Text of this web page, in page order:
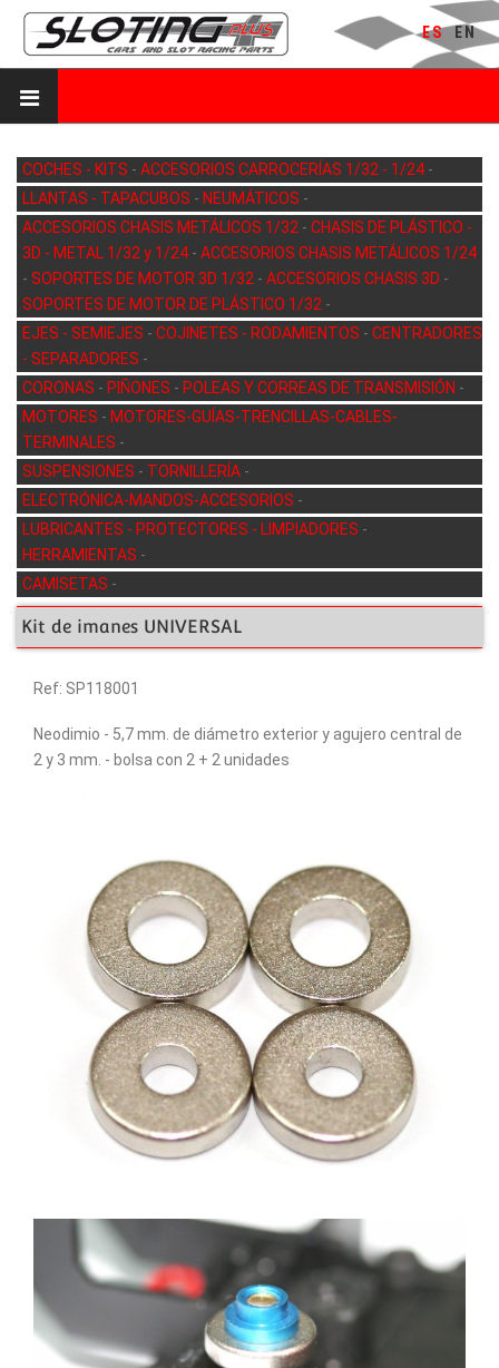
ES EN
COCHES - KITS - ACCESORIOS CARROCERÍAS 1/32 - 1/24 -
LLANTAS - TAPACUBOS - NEUMÁTICOS -
ACCESORIOS CHASIS METÁLICOS 1/32 - CHASIS DE PLÁSTICO -
3D - METAL 1/32 y 1/24 - ACCESORIOS CHASIS METÁLICOS 1/24
- SOPORTES DE MOTOR 3D 1/32 - ACCESORIOS CHASIS 3D -
SOPORTES DE MOTOR DE PLÁSTICO 1/32 -
EJES - SEMIEJES - COJINETES - RODAMIENTOS - CENTRADORES
- SEPARADORES -
CORONAS - PIÑONES - POLEAS Y CORREAS DE TRANSMISIÓN -
MOTORES - MOTORES-GUÍAS-TRENCILLAS-CABLES-
TERMINALES -
SUSPENSIONES - TORNILLERÍA -
ELECTRÓNICA-MANDOS-ACCESORIOS -
LUBRICANTES - PROTECTORES - LIMPIADORES -
HERRAMIENTAS -
CAMISETAS -
Kit de imanes UNIVERSAL
Ref: SP118001
Neodimio - 5,7 mm. de diámetro exterior y agujero central de
2 y 3 mm. - bolsa con 2 + 2 unidades